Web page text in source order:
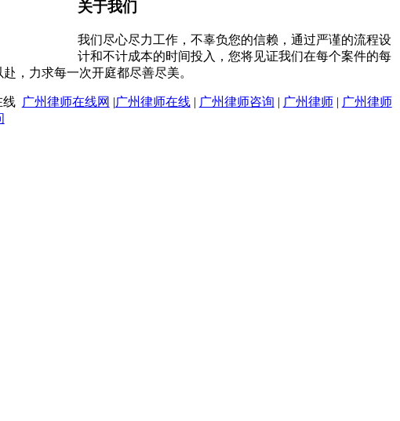
关于我们
我们尽心尽力工作，不辜负您的信赖，通过严谨的流程设
计和不计成本的时间投入，您将见证我们在每个案件的每
，力求每一次开庭都尽善尽美。
线 广州律师在线网 |广州律师在线| 广州律师咨询 | 广州律师| 广州律师